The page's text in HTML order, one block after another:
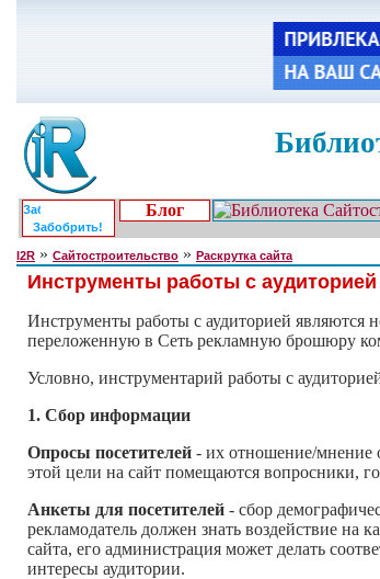
Забобрить!
Блог
I2R » Сайтостроительство » Раскрутка сайта
Инструменты работы с аудиторией
Инструменты работы с аудиторией являются
переложенную в Cеть рекламную брошюру
Условно, инструментарий работы с
1. Сбор информации
Опросы посетителей - их отношение/мнение
этой цели на сайт помещаются вопросники,
Анкеты для посетителей - сбор
рекламодатель должен знать воздействие на
сайта, его администрация может делать
интересы аудитории.